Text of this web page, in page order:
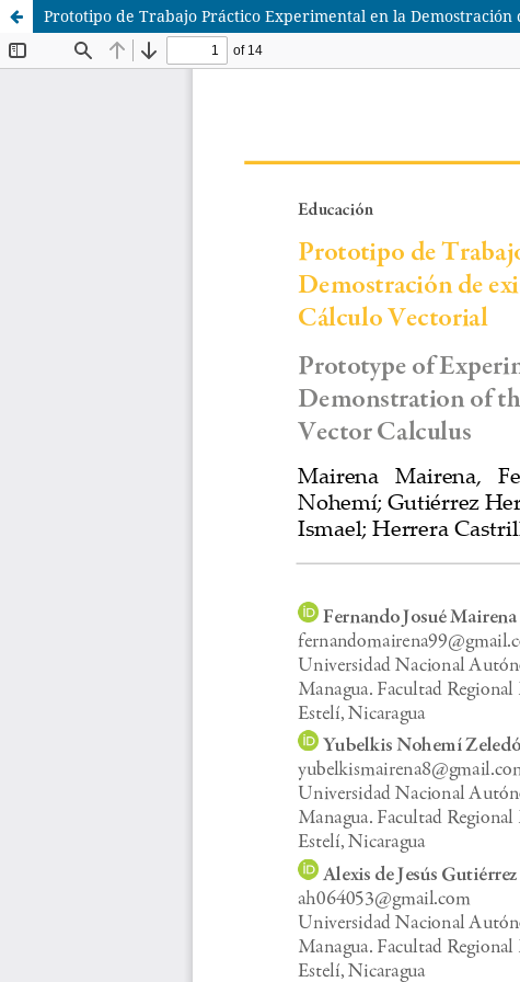
Prototipo de Trabajo Práctico Experimental en la